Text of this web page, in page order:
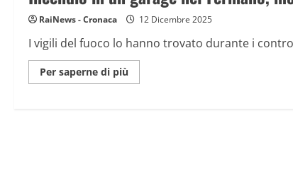
RaiNews - Cronaca 12 Dicembre 2025
I vigili del fuoco lo hanno trovato durante i
Per saperne di più
informazioni